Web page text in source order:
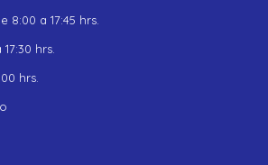
8:00 a 17:45 hrs.
hrs.
hrs.